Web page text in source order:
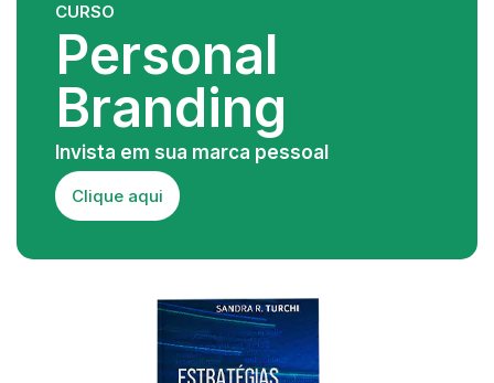
CURSO
Personal
Branding
Invista em sua marca pessoal
Clique aqui